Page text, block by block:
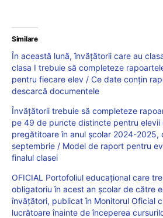
Similare
În această lună, învățătorii care au
clasa I trebuie să completeze
pentru fiecare elev / Ce date conțin
descarcă documentele
Învățătorii trebuie să completeze
pe 49 de puncte distincte pentru elevii
pregătitoare în anul școlar 2024-2025,
septembrie / Model de raport pentru
finalul clasei
OFICIAL Portofoliul educațional care
obligatoriu în acest an școlar de către
învățători, publicat în Monitorul Oficial
lucrătoare înainte de începerea